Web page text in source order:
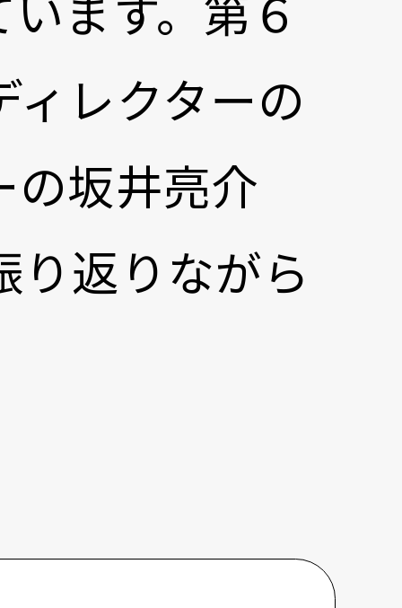
ます。第６
ィレクターの
の坂井亮介
り返りながら